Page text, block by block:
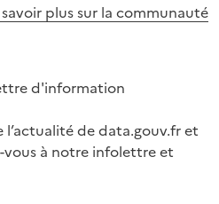
savoir plus sur la communauté
d'information
l’actualité de data.gouv.fr et
vous à notre infolettre et